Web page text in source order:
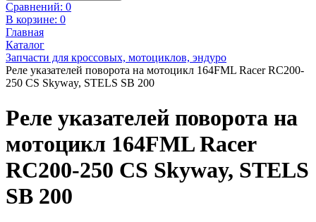
Сравнений: 0
В корзине: 0
Главная
Каталог
Запчасти для кроссовых, мотоциклов, эндуро
Реле указателей поворота на мотоцикл 164FML Racer RC200-
250 CS Skyway, STELS SB 200
Реле указателей поворота на
мотоцикл 164FML Racer
RC200-250 CS Skyway, STELS
SB 200